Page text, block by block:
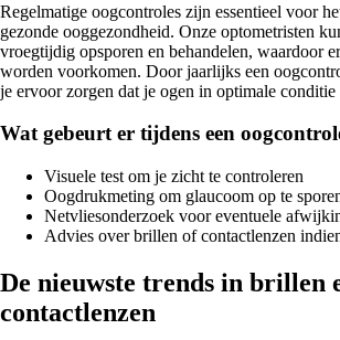
Regelmatige oogcontroles zijn essentieel voor
gezonde ooggezondheid. Onze optometristen
vroegtijdig opsporen en behandelen, waardoor
worden voorkomen. Door jaarlijks een
je ervoor zorgen dat je ogen in optimale
Wat gebeurt er tijdens een
Visuele test om je zicht te controleren
Oogdrukmeting om glaucoom op te
Netvliesonderzoek voor eventuele
Advies over brillen of contactlenzen
De nieuwste trends in brillen
contactlenzen